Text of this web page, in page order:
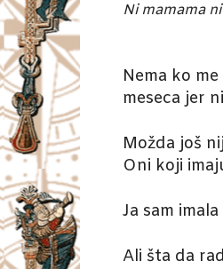
Ni mamama
Nema ko
meseca jer
Možda još
Oni koji
Ja sam
Ali šta da